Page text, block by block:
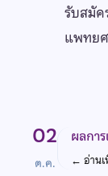
รับสมัค
แพทย
02
ต.ค.
ผลกา
← อ่าน